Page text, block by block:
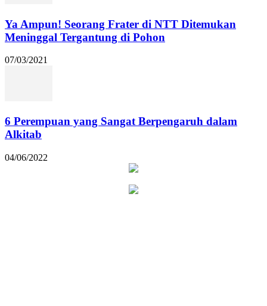
Ya Ampun! Seorang Frater di NTT Ditemukan
Meninggal Tergantung di Pohon
07/03/2021
6 Perempuan yang Sangat Berpengaruh dalam
Alkitab
04/06/2022